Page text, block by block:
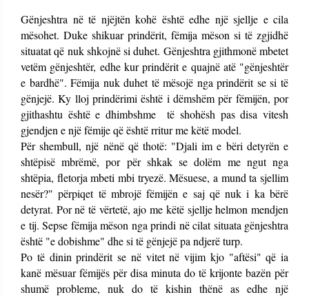
Gënjeshtra në të njëjtën kohë është edhe një sjellje e cila
mësohet. Duke shikuar prindërit, fëmija mëson si të zgjidhë
situatat që nuk shkojnë si duhet. Gënjeshtra gjithmonë mbetet
vetëm gënjeshtër, edhe kur prindërit e quajnë atë "gënjeshtër
e bardhë". Fëmija nuk duhet të mësojë nga prindërit se si të
gënjejë. Ky lloj prindërimi është i dëmshëm për fëmijën, por
gjithashtu është e dhimbshme të shohësh pas disa vitesh
gjendjen e një fëmije që është rritur me këtë model.
Për shembull, një nënë që thotë: "Djali im e bëri detyrën e
shtëpisë mbrëmë, por për shkak se dolëm me ngut nga
shtëpia, fletorja mbeti mbi tryezë. Mësuese, a mund ta sjellim
nesër?" përpiqet të mbrojë fëmijën e saj që nuk i ka bërë
detyrat. Por në të vërtetë, ajo me këtë sjellje helmon mendjen
e tij. Sepse fëmija mëson nga prindi në cilat situata gënjeshtra
është "e dobishme" dhe si të gënjejë pa ndjerë turp.
Po të dinin prindërit se në vitet në vijim kjo "aftësi" që ia
kanë mësuar fëmijës për disa minuta do të krijonte bazën për
shumë probleme, nuk do të kishin thënë as edhe një